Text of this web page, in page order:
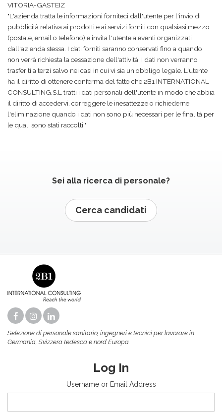
VITORIA-GASTEIZ
"L'azienda tratta le informazioni forniteci dall'utente per l'invio di
pubblicità relativa ai prodotti e ai servizi forniti con qualsiasi mezzo
(postale, email o telefono) e invita l'utente a eventi organizzati
dall'azienda stessa. I dati forniti saranno conservati fino a quando
non verrà richiesta la cessazione dell'attività. I dati non verranno
trasferiti a terzi salvo nei casi in cui vi sia un obbligo legale. L'utente
ha il diritto di ottenere conferma del fatto che 2B1 INTERNATIONAL
CONSULTING,S.L tratti i dati personali dell'utente in modo che abbia
il diritto di accedervi, correggere le inesattezze o richiederne
l'eliminazione quando i dati non sono più necessari per le finalità per
le quali sono stati raccolti "
Sei alla ricerca di personale?
Cerca candidati
Selezione di personale sanitario, ingegneri e tecnici per lavorare in
Germania, Svizzera tedesca e nord Europa.
Log In
Username or Email Address